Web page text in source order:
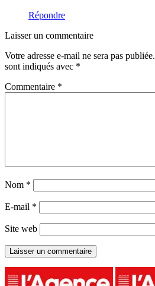
Répondre
Laisser un commentaire
Votre adresse e-mail ne sera pas publiée.
sont indiqués avec *
Commentaire *
Nom *
E-mail *
Site web